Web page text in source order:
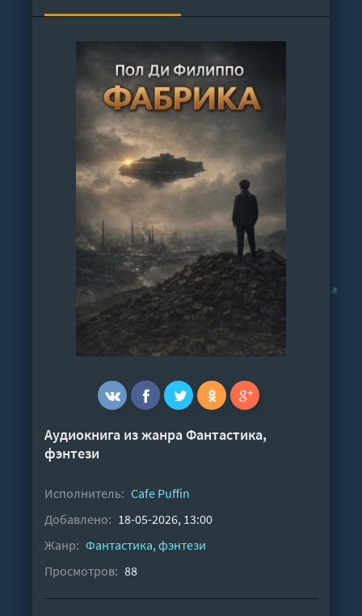
АУДИОКНИГЕ
Аудиокнига из жанраФантастика,
фэнтези
Исполнитель: Cafe Puffin
Добавлено: 18-05-2026, 13:00
Жанр: Фантастика, фэнтези
Просмотров: 88